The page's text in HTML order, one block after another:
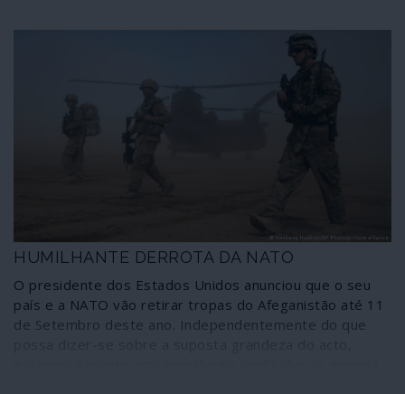
deu pela partida dos norte-americanos mais de duas
HUMILHANTE DERROTA DA NATO
O presidente dos Estados Unidos anunciou que o seu
país e a NATO vão retirar tropas do Afeganistão até 11
de Setembro deste ano. Independentemente do que